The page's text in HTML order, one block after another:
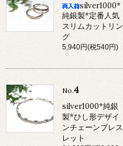
silver1000*
純銀製*定番人気
スリムカットリン
グ
5,940円(税540円)
No.4
silver1000*純銀
製*ひし形デザイ
ンチェーンブレス
レット